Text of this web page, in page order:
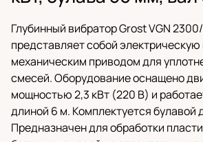
Глубинный вибратор Grost VGN
представляет собой
механическим приводом для
смесей. Оборудование оснащено
мощностью 2,3 кВт (220 В) и
длиной 6 м. Комплектуется
Предназначен для обработки